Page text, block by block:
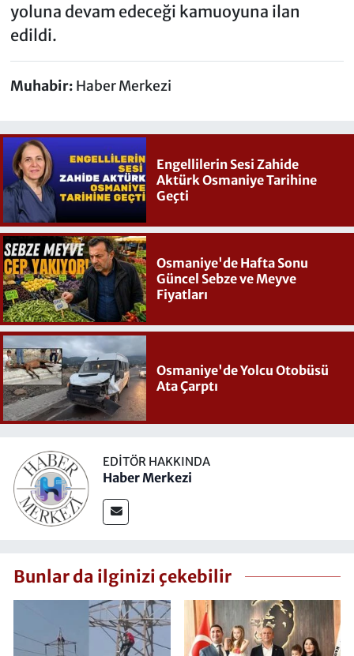
yoluna devam edeceği kamuoyuna ilan
edildi.
Muhabir: Haber Merkezi
Engellilerin Sesi Zahide
Aktürk Osmaniye Tarihine
Geçti
Osmaniye'de Hafta Sonu
Güncel Sebze ve Meyve
Fiyatları
Osmaniye'de Yolcu Otobüsü
Ata Çarptı
EDITÖR HAKKINDA
Haber Merkezi
Bunlar da ilginizi çekebilir